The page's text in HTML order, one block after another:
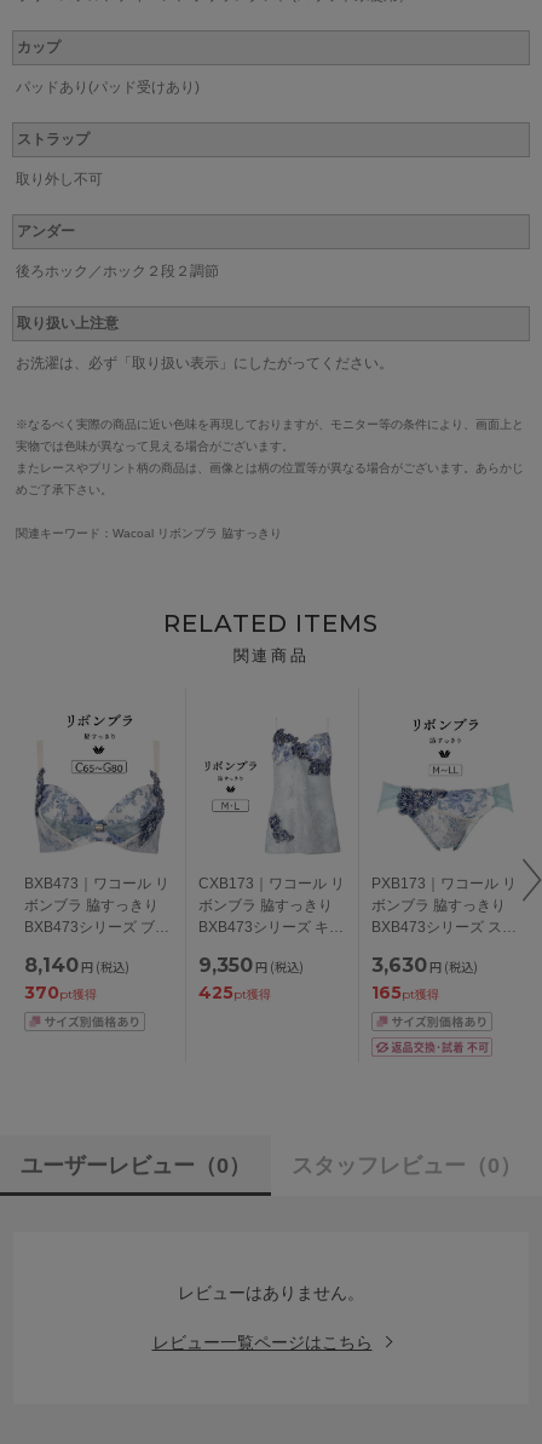
カップ
パッドあり(パッド受けあり)
ストラップ
取り外し不可
アンダー
後ろホック／ホック２段２調節
取り扱い上注意
お洗濯は、必ず「取り扱い表示」にしたがってください。
※なるべく実際の商品に近い色味を再現しておりますが、モニター等の条件により、画面上と
実物では色味が異なって見える場合がございます。
またレースやプリント柄の商品は、画像とは柄の位置等が異なる場合がございます。あらかじ
めご了承下さい。
関連キーワード：Wacoal リボンブラ 脇すっきり
RELATED ITEMS
関連商品
BXB473｜ワコール リ
ボンブラ 脇すっきり
BXB473シリーズ ブラ
ップ アンダー
65/70/75/80/85cm
8,140 円 (税込)
370pt獲得
CXB173｜ワコール リ
ボンブラ 脇すっきり
BXB473シリーズ キャ
9,350 円 (税込)
425pt獲得
PXB173｜ワコール リ
ボンブラ 脇すっきり
BXB473シリーズ スタ
/LL
3,630 円 (税込)
165pt獲得
ユーザーレビュー （0） スタッフレビュー （0）
レビューはありません。
レビュー一覧ページはこちら